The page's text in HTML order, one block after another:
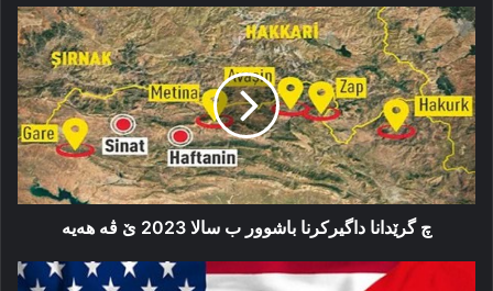
چ
گرێدانا
داگیركرنا
باشوور
ب
سالا
2023
ێ
ڤە
ھەیەچ گرێدانا داگیركرنا باشوور ب سالا 2023 ێ ڤە ھەیە
بلینكن: